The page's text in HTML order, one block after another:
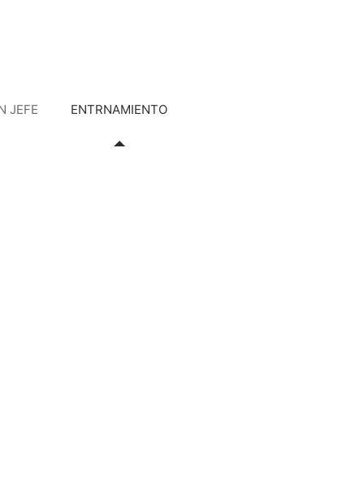
JEFE ENTRNAMIENTO